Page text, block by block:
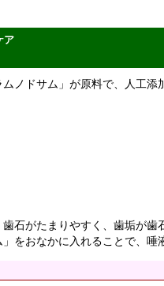
ア
ノドサム」が原料で、人工添
石がたまりやすく、歯垢が歯
」をおなかに入れることで、